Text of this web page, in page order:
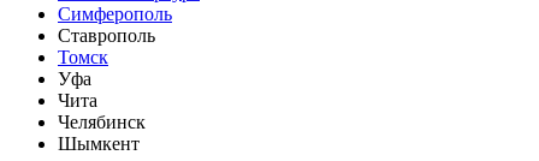
Симферополь
Ставрополь
Томск
Уфа
Чита
Челябинск
Шымкент